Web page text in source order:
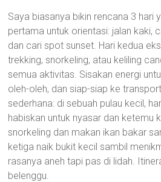
Saya biasanya bikin rencana 3 hari
pertama untuk orientasi: jalan kaki,
dan cari spot sunset. Hari kedua
trekking, snorkeling, atau keliling
semua aktivitas. Sisakan energi
oleh-oleh, dan siap-siap ke
sederhana: di sebuah pulau kecil,
habiskan untuk nyasar dan ketemu
snorkeling dan makan ikan bakar
ketiga naik bukit kecil sambil
rasanya aneh tapi pas di lidah.
belenggu.